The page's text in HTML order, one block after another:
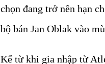
chọn đang trở nên hạn
bộ bán Jan Oblak vào
Kể từ khi gia nhập từ